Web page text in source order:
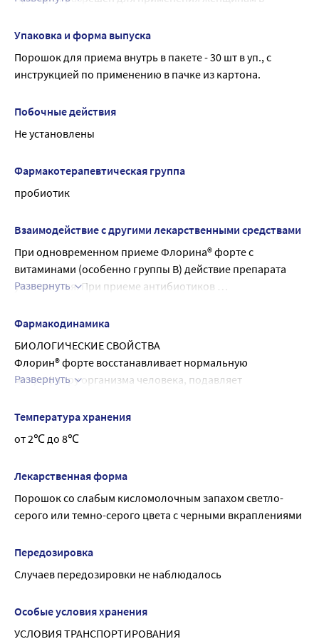
частичками сорбента черного цвета. Полученную
растворения
Особых условий приема нет.
ТРАНСПОРТНЫМИ СРЕДСТВАМИ, МЕХАНИЗМАМИ
Препарат не влияет на способность управлять
Упаковка и форма выпуска
Порошок для приема внутрь в пакете - 30 шт в уп., с
инструкцией по применению в пачке из картона.
Побочные действия
Не установлены
Фармакотерапевтическая группа
пробиотик
Взаимодействие с другими лекарственными средствами
При одновременном приеме Флорина® форте с
витаминами (особенно группы В) действие препарата
усиливается. При приеме антибиотиков
антибиотика и препарата Флорин® форте составляет 3 - 4
Развернуть
Фармакодинамика
БИОЛОГИЧЕСКИЕ СВОЙСТВА
Флорин® форте восстанавливает нормальную
микрофлору организма человека, подавляет
заболеваний желудочно-кишечного тракта и верхних
дыхательных путей за счет входящих в препарат живых
пробиотических бактерий: бифидобактерий
микроколоний, и лактобактерий (Lactobacillus
plantarum).
Сочетанное действие сорбированных на
бифидобактерий и лактобактерий обеспечивает
ускоренную нормализацию количественного и
качественного состава, метаболической и
подавляющего воздействия на возбудителей острых
кишечных инфекций, острых респираторно-вирусных
Развернуть
Температура хранения
от 2℃ до 8℃
Лекарственная форма
Порошок со слабым кисломолочным запахом светло-
серого или темно-серого цвета с черными вкраплениями
Передозировка
Случаев передозировки не наблюдалось
Особые условия хранения
УСЛОВИЯ ТРАНСПОРТИРОВАНИЯ